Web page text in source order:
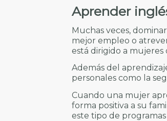
Aprender
Muchas veces,
mejor empleo o
está dirigido a mujeres
Además del
personales como la
Cuando una mujer
forma positiva a su
este tipo de